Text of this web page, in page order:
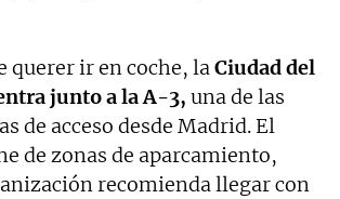
querer ir en coche, laCiudad del
junto a la A-3, una de las
de acceso desde Madrid. El
de zonas de aparcamiento,
recomienda llegar con